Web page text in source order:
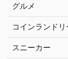
グルメ
コインランドリ
スニーカー